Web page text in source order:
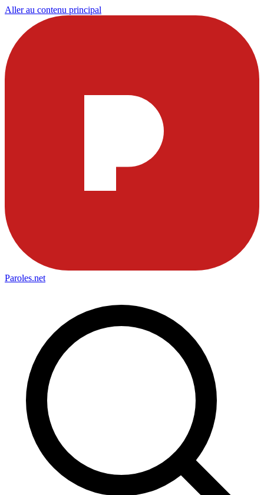
Aller au contenu principal
Paroles.net